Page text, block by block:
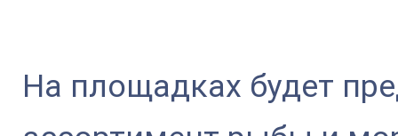
На площадках будет